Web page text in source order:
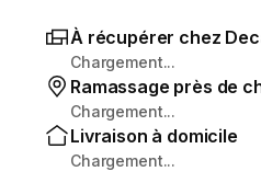
À récupérer chez
Chargement...
Ramassage près de
Chargement...
Livraison à domicile
Chargement...